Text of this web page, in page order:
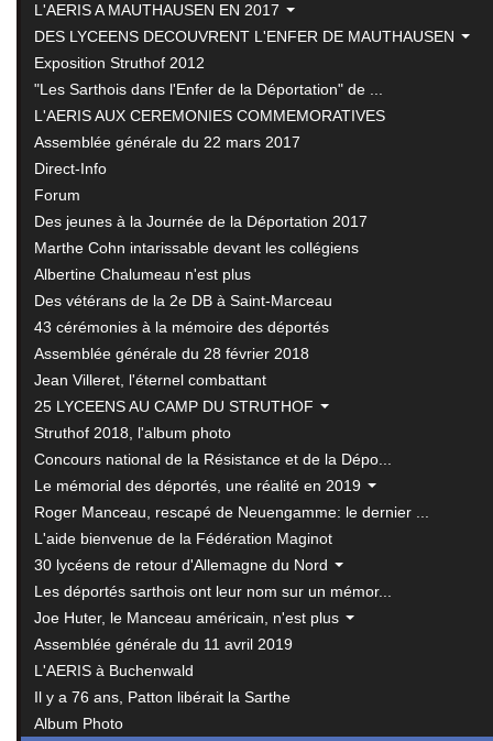
L'AERIS A MAUTHAUSEN EN 2017
DES LYCEENS DECOUVRENT L'ENFER DE MAUTHAUSEN
Exposition Struthof 2012
"Les Sarthois dans l'Enfer de la Déportation" de ...
L'AERIS AUX CEREMONIES COMMEMORATIVES
Assemblée générale du 22 mars 2017
Direct-Info
Forum
Des jeunes à la Journée de la Déportation 2017
Marthe Cohn intarissable devant les collégiens
Albertine Chalumeau n'est plus
Des vétérans de la 2e DB à Saint-Marceau
43 cérémonies à la mémoire des déportés
Assemblée générale du 28 février 2018
Jean Villeret, l'éternel combattant
25 LYCEENS AU CAMP DU STRUTHOF
Struthof 2018, l'album photo
Concours national de la Résistance et de la Dépo...
Le mémorial des déportés, une réalité en 2019
Roger Manceau, rescapé de Neuengamme: le dernier ...
L'aide bienvenue de la Fédération Maginot
30 lycéens de retour d'Allemagne du Nord
Les déportés sarthois ont leur nom sur un mémor...
Joe Huter, le Manceau américain, n'est plus
Assemblée générale du 11 avril 2019
L'AERIS à Buchenwald
Il y a 76 ans, Patton libérait la Sarthe
Album Photo